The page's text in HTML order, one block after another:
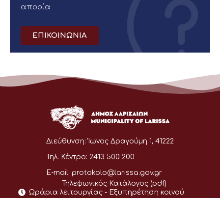
απορία
ΕΠΙΚΟΙΝΩΝΙΑ
Διεύθυνση: Ίωνος Δραγούμη 1, 41222
Τηλ. Κέντρο: 2413 500 200
E-mail: protokolo@larissa.gov.gr
Τηλεφωνικός Κατάλογος (pdf)
Ωράρια λειτουργίας - Eξυπηρέτηση κοινού